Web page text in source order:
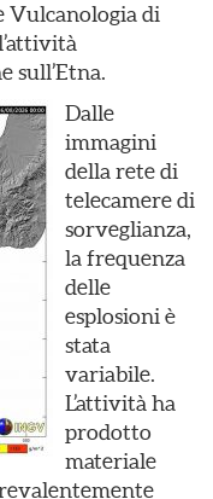
Vulcanologia di
sull’Etna.
Dalle
immagini
della rete di
telecamere di
sorveglianza,
la frequenza
delle
esplosioni è
stata
variabile.
L’attività ha
prodotto
materiale